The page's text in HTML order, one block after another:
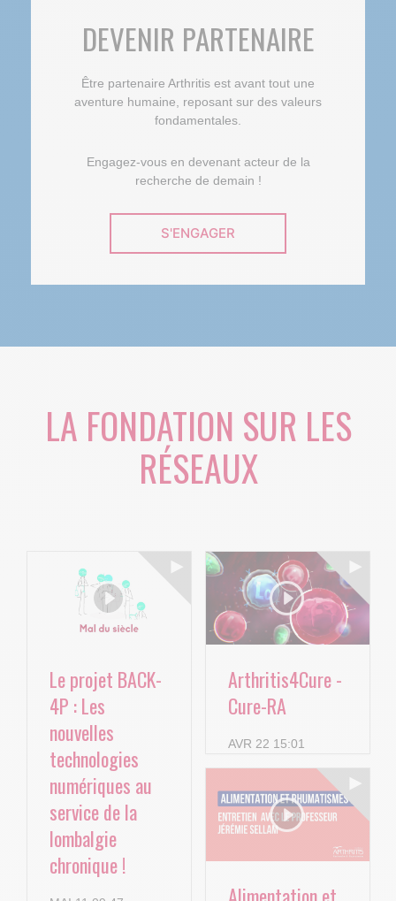
DEVENIR PARTENAIRE
Être partenaire Arthritis est avant tout une
aventure humaine, reposant sur des valeurs
fondamentales.
Engagez-vous en devenant acteur de la
recherche de demain !
S'ENGAGER
LA FONDATION SUR LES
RÉSEAUX
Le projet BACK-
4P : Les
nouvelles
technologies
numériques au
service de la
lombalgie
chronique !
Arthritis4Cure -
Cure-RA
AVR 22 15:01